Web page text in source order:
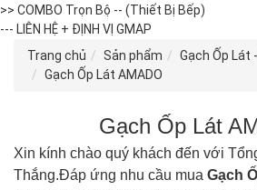
>> COMBO Trọn Bộ -- (Thiết Bị Bếp)
--- LIÊN HỆ + ĐỊNH VỊ GMAP
Trang chủ
Sản phẩm
Gạch Ốp Lát
Gạch Ốp Lát AMADO
Gạch Ốp Lát
Xin kính chào quý khách đến với
Thắng.Đáp ứng nhu cầu mua Gạch